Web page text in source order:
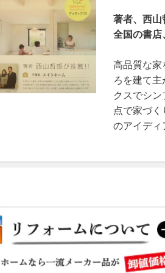
著者、西山
全国の書店
高品質な家
ろを建て主
クスでシ
点で家づ
のアイディ